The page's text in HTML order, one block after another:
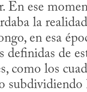
En ese
la
en esa
definidas de
como los